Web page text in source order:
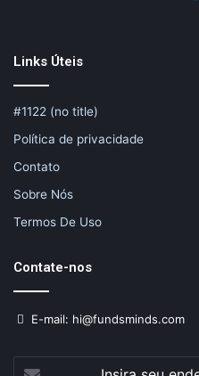
Links Úteis
#1122 (no title)
Política de privacidade
Contato
Sobre Nós
Termos De Uso
Contate-nos
E-mail: hi@fundsminds.com
Insira